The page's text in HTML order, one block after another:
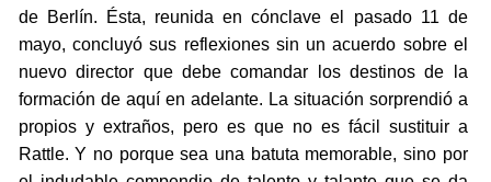
de Berlín. Ésta, reunida en cónclave el pasado 11 de
mayo, concluyó sus reflexiones sin un acuerdo sobre el
nuevo director que debe comandar los destinos de la
formación de aquí en adelante. La situación sorprendió a
propios y extraños, pero es que no es fácil sustituir a
Rattle. Y no porque sea una batuta memorable, sino por